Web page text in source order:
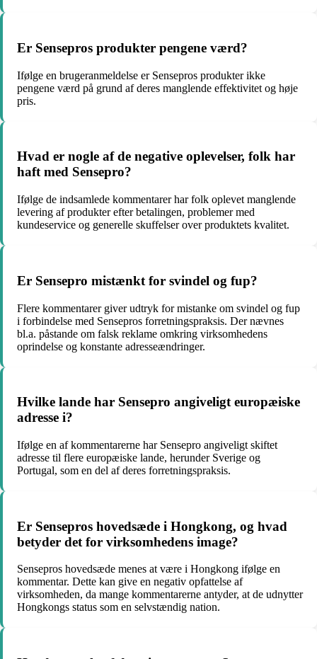
Er Sensepros produkter pengene værd?
Ifølge en brugeranmeldelse er Sensepros produkter ikke
pengene værd på grund af deres manglende effektivitet og høje
pris.
Hvad er nogle af de negative oplevelser, folk har
haft med Sensepro?
Ifølge de indsamlede kommentarer har folk oplevet manglende
levering af produkter efter betalingen, problemer med
kundeservice og generelle skuffelser over produktets kvalitet.
Er Sensepro mistænkt for svindel og fup?
Flere kommentarer giver udtryk for mistanke om svindel og fup
i forbindelse med Sensepros forretningspraksis. Der nævnes
bl.a. påstande om falsk reklame omkring virksomhedens
oprindelse og konstante adresseændringer.
Hvilke lande har Sensepro angiveligt europæiske
adresse i?
Ifølge en af kommentarerne har Sensepro angiveligt skiftet
adresse til flere europæiske lande, herunder Sverige og
Portugal, som en del af deres forretningspraksis.
Er Sensepros hovedsæde i Hongkong, og hvad
betyder det for virksomhedens image?
Sensepros hovedsæde menes at være i Hongkong ifølge en
kommentar. Dette kan give en negativ opfattelse af
virksomheden, da mange kommentarerne antyder, at de udnytter
Hongkongs status som en selvstændig nation.